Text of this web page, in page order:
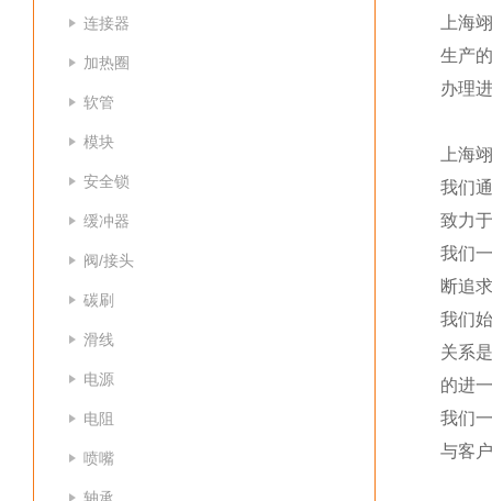
连接器
加热圈
软管
模块
安全锁
缓冲器
阀/接头
碳刷
滑线
电源
电阻
喷嘴
上海
生产
办理
上海
我们
致力
我们
断追
我们
关系
的进
我们
与客